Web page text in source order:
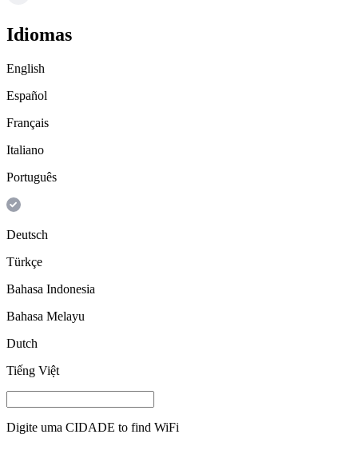
Idiomas
English
Español
Français
Italiano
Português
Deutsch
Türkçe
Bahasa Indonesia
Bahasa Melayu
Dutch
Tiếng Việt
Digite uma CIDADE to find WiFi